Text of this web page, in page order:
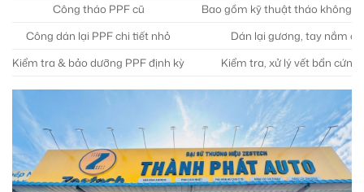
Công tháo PPF cũ
Bao gồm kỹ thuật tháo không
Công dán lại PPF chi tiết nhỏ
Dán lại gương, tay nắm
Kiểm tra & bảo dưỡng PPF định kỳ
Kiểm tra, xử lý vết bẩn cứng